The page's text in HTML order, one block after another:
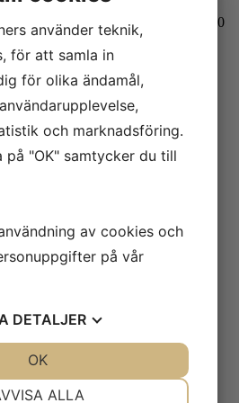
och kan förekomma i mer än 3 000
AB
använder teknik,
för att samla in
för olika ändamål,
och marknadsföring.
på "OK" samtycker du till
av cookies och
på vår
DETALJER
ALLA
OK